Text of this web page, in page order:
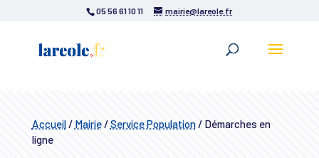
05 56 61 10 11 mairie@lareole.fr
Accueil/ Mairie/Service Population/Démarches en
ligne